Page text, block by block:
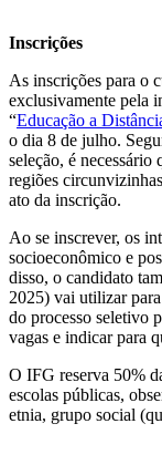
Inscrições
As inscrições para o
exclusivamente pela
“Educação a
o dia 8 de julho.
seleção, é
regiões
ato da inscrição.
Ao se inscrever, os
socioeconômico e
disso, o candidato
2025) vai utilizar
do processo seletivo
vagas e indicar para
O IFG reserva 50%
escolas públicas,
etnia, grupo social